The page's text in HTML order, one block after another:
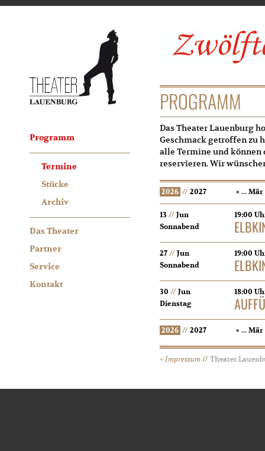
Programm
Termine
Stücke
Archiv
Das Theater
Partner
Service
Kontakt
PROGRAMM
Das Theater Lauenburg
Geschmack getroffen zu
alle Termine und
reservieren. Wir
2026 // 2027 « ... Mär
13 // Jun
Sonnabend
19:00
27// Jun
Sonnabend
19:00
30 // Jun
Dienstag
18:00
2026 // 2027 « ... Mär
Impressum // Theater